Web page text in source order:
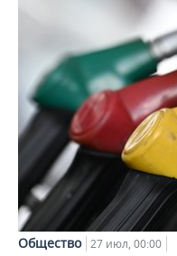
Общество 27 июл, 00:00